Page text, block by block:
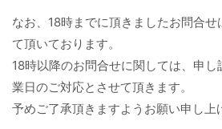
なお、18時までに頂きましたお問合
て頂いております。
18時以降のお問合せに関しては、申
業日のご対応とさせて頂きます。
予めご了承頂きますようお願い申し上